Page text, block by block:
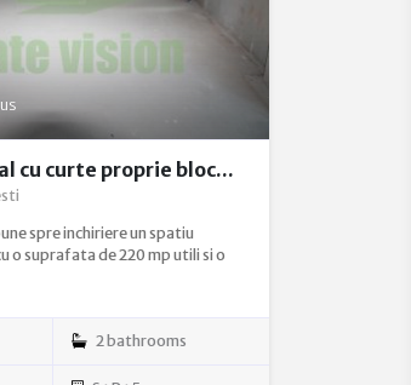
cu curte proprie bloc...
spre inchiriere un spatiu
o suprafata de 220 mp utili si o
2 bathrooms